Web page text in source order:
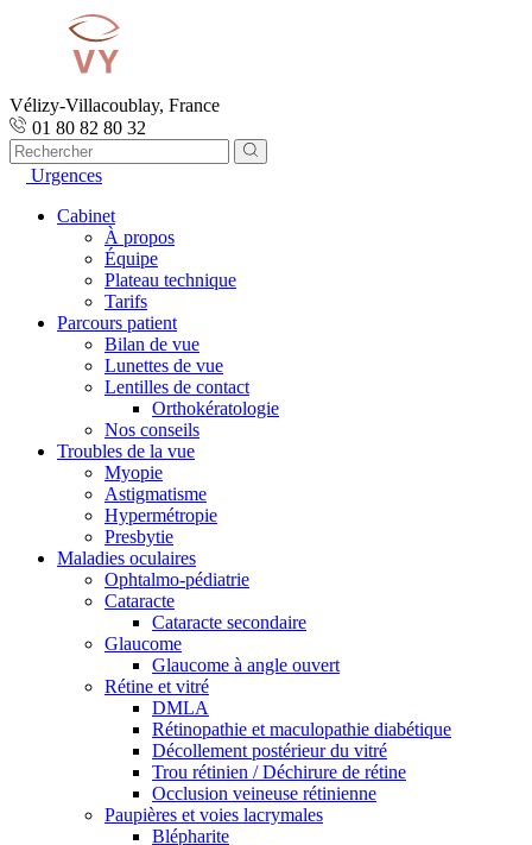
Vélizy-Villacoublay, France
01 80 82 80 32
Urgences
Cabinet
À propos
Équipe
Plateau technique
Tarifs
Parcours patient
Bilan de vue
Lunettes de vue
Lentilles de contact
Orthokératologie
Nos conseils
Troubles de la vue
Myopie
Astigmatisme
Hypermétropie
Presbytie
Maladies oculaires
Ophtalmo-pédiatrie
Cataracte
Cataracte secondaire
Glaucome
Glaucome à angle ouvert
Rétine et vitré
DMLA
Rétinopathie et maculopathie diabétique
Décollement postérieur du vitré
Trou rétinien / Déchirure de rétine
Occlusion veineuse rétinienne
Paupières et voies lacrymales
Blépharite